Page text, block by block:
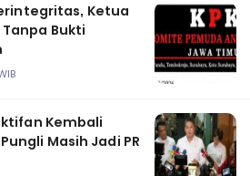
Ketua
Tanpa Bukti
Kembali
Masih Jadi PR